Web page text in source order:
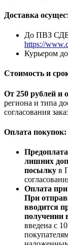
Доставка
До ПВЗ
https://
Курьером
Стоимость и
От 250 рублей и
региона и типа
согласования
Оплата покупок:
лишних
посылку в
Оплата
При
вводится
получении
введена с